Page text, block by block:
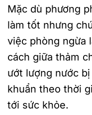
Mặc dù phương
làm tốt nhưng
việc phòng ngừa
cách giữa thảm
ướt lượng nước
khuẩn theo thời
tới sức khỏe.